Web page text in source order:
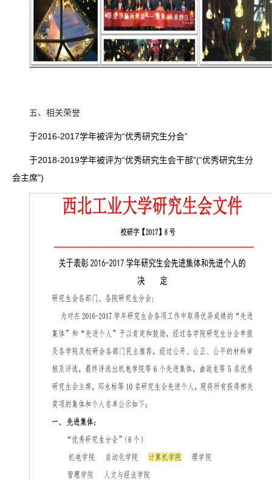
五、相关荣誉
于2016-2017学年被评为“优秀研究生分会”
于2018-2019学年被评为“优秀研究生会干部”(“优秀研究生分
会主席”)